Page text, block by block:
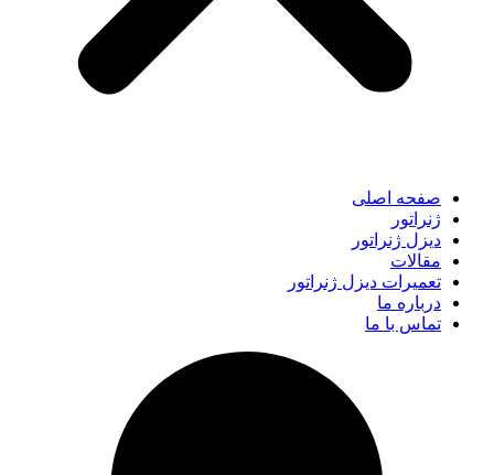
صفحه اصلی
ژنراتور
دیزل ژنراتور
مقالات
تعمیرات دیزل ژنراتور
درباره ما
تماس با ما